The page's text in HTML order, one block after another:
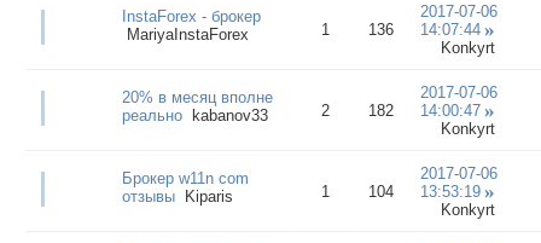
InstaForex - брокер
MariyaInstaForex
1 136
2017-07-06
14:07:44
Konkyrt
20% в месяц вполне
реально kabanov33 2 182
2017-07-06
14:00:47
Konkyrt
Брокер w11n com
отзывы
Kiparis 1 104
2017-07-06
13:53:19
Konkyrt